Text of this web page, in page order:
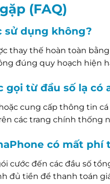
(FAQ)
sử dụng không?
thay thế hoàn toàn
đúng quy hoạch hiện
gọi từ đầu số lạ có
cung cấp thông tin
các trang chính thống
có mất phí
cước đến các đầu số
đủ tiền để thanh toán